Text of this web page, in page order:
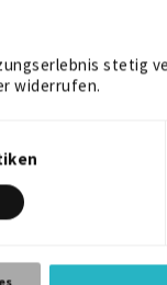
stetig
widerrufen.